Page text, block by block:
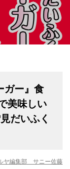
ガー』食
美味しい
だいふく
ヤ編集部 サニー佐藤